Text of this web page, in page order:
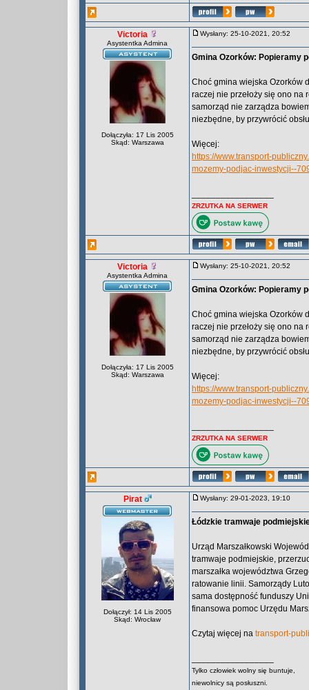
Victoria
Asystentka Admina
Dołączyła: 17 Lis 2005
Skąd: Warszawa
Wysłany: 25-10-2021, 20:52
Gmina Ozorków: Popieramy
Choć gmina wiejska Ozorków
raczej nie przełoży się ono na
samorząd nie zarządza
niezbędne, by przywrócić
Więcej:
https://www.transport-
mozemy-podjac-inwestycji--
ZRZUTKA NA SERWER
Victoria
Asystentka Admina
Dołączyła: 17 Lis 2005
Skąd: Warszawa
Wysłany: 25-10-2021, 20:52
Gmina Ozorków: Popieramy
Choć gmina wiejska Ozorków
raczej nie przełoży się ono na
samorząd nie zarządza
niezbędne, by przywrócić
Więcej:
https://www.transport-
mozemy-podjac-inwestycji--
ZRZUTKA NA SERWER
Pirat
Dołączył: 14 Lis 2005
Skąd: Wrocław
Wysłany: 29-01-2023, 19:10
Łódzkie tramwaje
Urząd Marszałkowski
tramwaje podmiejskie,
marszałka województwa
ratowanie linii. Samorządy
sama dostępność funduszy
finansowa pomoc Urzędu
Czytaj więcej na transport-
Tylko człowiek wolny się buntuje,
niewolnicy są posłuszni.